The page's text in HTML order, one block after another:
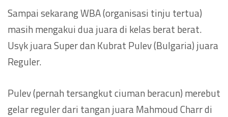
Sampai sekarang WBA (organisasi tinju tertua)
masih mengakui dua juara di kelas berat berat.
Usyk juara Super dan Kubrat Pulev (Bulgaria) juara
Reguler.
Pulev (pernah tersangkut ciuman beracun) merebut
gelar reguler dari tangan juara Mahmoud Charr di